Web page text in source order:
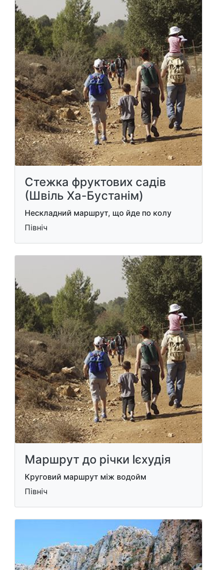
Стежка фруктових садів
(Швіль Ха-Бустанім)
Нескладний маршрут, що йде по колу
Північ
Маршрут до річки Ієхудія
Круговий маршрут між водойм
Північ